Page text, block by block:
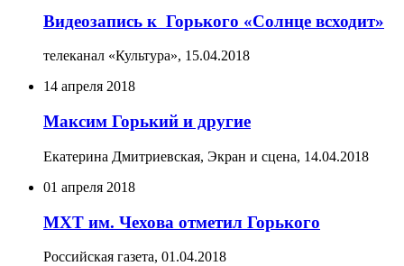
Видеозапись к Горького «Солнце всходит»
телеканал «Культура», 15.04.2018
14 апреля 2018
Максим Горький и другие
Екатерина Дмитриевская, Экран и сцена, 14.04.2018
01 апреля 2018
МХТ им. Чехова отметил Горького
Российская газета, 01.04.2018